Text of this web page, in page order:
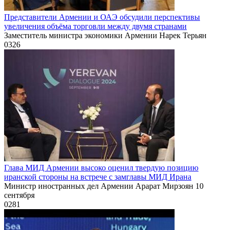
Представители Армении и ОАЭ обсудили перспективы
увеличения объёма торговли между двумя странами
Заместитель министра экономики Армении Нарек Терьян
0326
Глава МИД Армении высоко оценил твердую позицию
иранской стороны на встрече с замглавы МИД Ирана
Министр иностранных дел Армении Арарат Мирзоян 10
сентября
0281